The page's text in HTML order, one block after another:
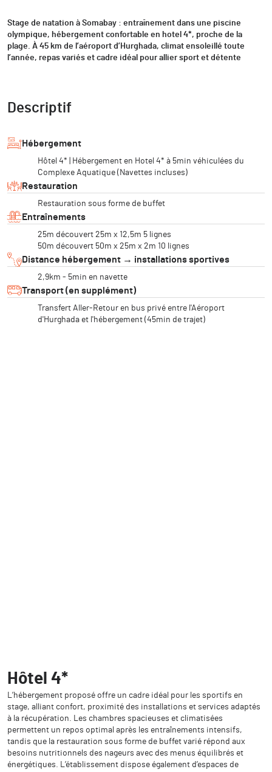
Stage de natation à Somabay : entraînement dans une piscine
olympique, hébergement confortable en hotel 4*, proche de la
plage. À 45 km de l’aéroport d’Hurghada, climat ensoleillé toute
l’année, repas variés et cadre idéal pour allier sport et détente
Descriptif
Hébergement
Hôtel 4* | Hébergement en Hotel 4* à 5min véhiculées du
Complexe Aquatique (Navettes incluses)
Restauration
Restauration sous forme de buffet
Entraînements
25m découvert 25m x 12,5m 5 lignes
50m découvert 50m x 25m x 2m 10 lignes
Distance hébergement → installations sportives
2,9km - 5min en navette
Transport (en supplément)
Transfert Aller-Retour en bus privé entre l'Aéroport
d'Hurghada et l'hébergement (45min de trajet)
Hôtel 4*
L’hébergement proposé offre un cadre idéal pour les sportifs en
stage, alliant confort, proximité des installations et services adaptés
à la récupération. Les chambres spacieuses et climatisées
permettent un repos optimal après les entraînements intensifs,
tandis que la restauration sous forme de buffet varié répond aux
besoins nutritionnels des nageurs avec des menus équilibrés et
énergétiques. L’établissement dispose également d’espaces de